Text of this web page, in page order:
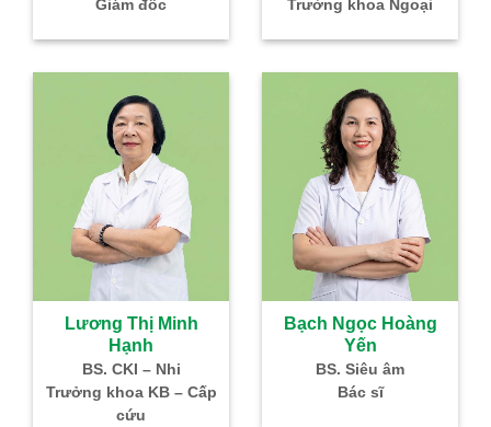
Trưởng khoa Ngoại
Bạch Ngọc Hoàng
BS. Siêu âm
Bác sĩ
Đoàn Thị Trinh
BS. CKI – Nội
Trưởng khoa Nội